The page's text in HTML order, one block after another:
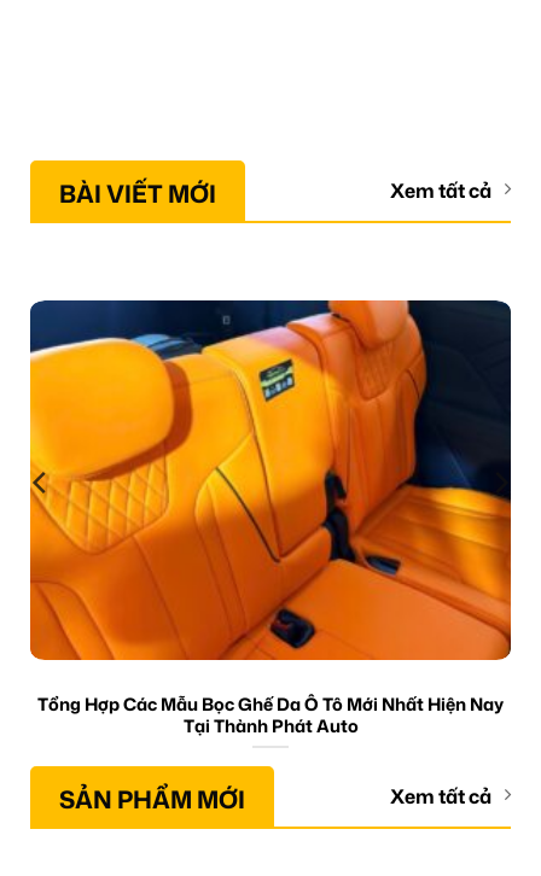
BÀI VIẾT MỚI Xem tất cả
Tổng Hợp Các Mẫu Bọc Ghế Da Ô Tô Mới Nhất Hiện Nay
Tại Thành Phát Auto
SẢN PHẨM MỚI Xem tất cả